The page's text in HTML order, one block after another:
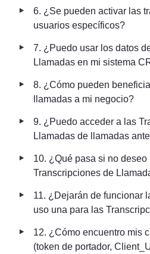
‣
6. ¿Se pueden activar las
usuarios específicos?
‣
7. ¿Puedo usar los datos
Llamadas en mi sistema
‣
8. ¿Cómo pueden
llamadas a mi negocio?
‣
9. ¿Puedo acceder a las
Llamadas de llamadas
‣
10. ¿Qué pasa si no deseo
Transcripciones de
‣
11. ¿Dejarán de funcionar
uso una para las
‣
12. ¿Cómo encuentro mis
(token de portador,